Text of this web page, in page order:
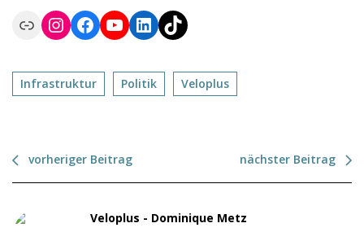
LinkInstagram
Facebook
YouTube
LinkedIn
TikTok
Infrastruktur Politik Veloplus
vorheriger Beitrag nächster Beitrag
Veloplus - Dominique Metz